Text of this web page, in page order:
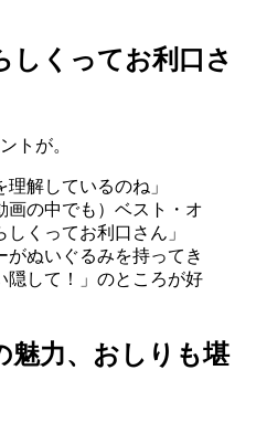
しくってお利口さ
トが。
理解しているのね」
画の中でも）ベスト・オ
くってお利口さん」
ぬいぐるみを持ってき
して！」のところが好
魅力、おしりも堪